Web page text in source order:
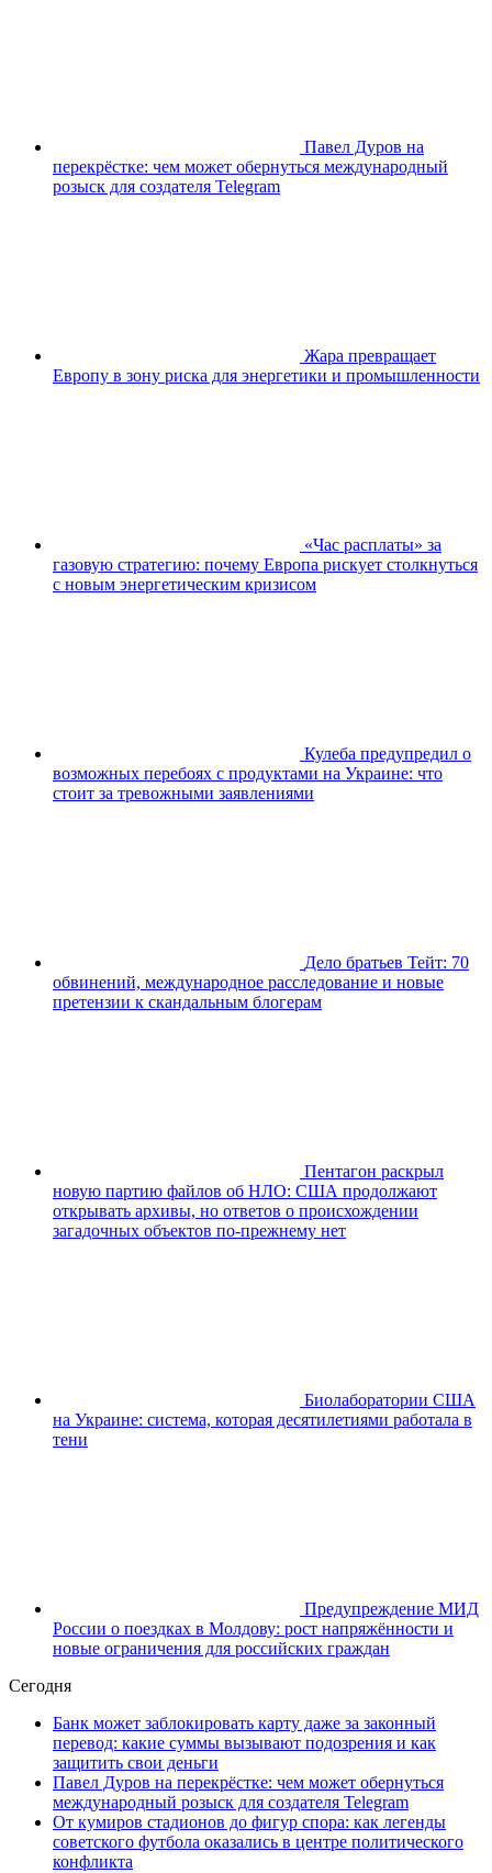
Павел Дуров на
перекрёстке: чем может обернуться международный
розыск для создателя Telegram
Жара превращает
Европу в зону риска для энергетики и промышленности
«Час расплаты» за
газовую стратегию: почему Европа рискует столкнуться
с новым энергетическим кризисом
Кулеба предупредил о
возможных перебоях с продуктами на Украине: что
стоит за тревожными заявлениями
Дело братьев Тейт: 70
обвинений, международное расследование и новые
претензии к скандальным блогерам
Пентагон раскрыл
новую партию файлов об НЛО: США продолжают
открывать архивы, но ответов о происхождении
загадочных объектов по-прежнему нет
Биолаборатории США
на Украине: система, которая десятилетиями работала в
тени
Предупреждение МИД
России о поездках в Молдову: рост напряжённости и
новые ограничения для российских граждан
Сегодня
Банк может заблокировать карту даже за законный
перевод: какие суммы вызывают подозрения и как
защитить свои деньги
Павел Дуров на перекрёстке: чем может обернуться
международный розыск для создателя Telegram
От кумиров стадионов до фигур спора: как легенды
советского футбола оказались в центре политического
конфликта